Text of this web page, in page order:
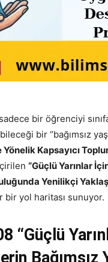
sadece bir öğrenciyi
bir “bağımsız
Kapsayıcı
“Güçlü Yarınlar
Yenilikçi
yol haritası sunuyor.
“Güçlü